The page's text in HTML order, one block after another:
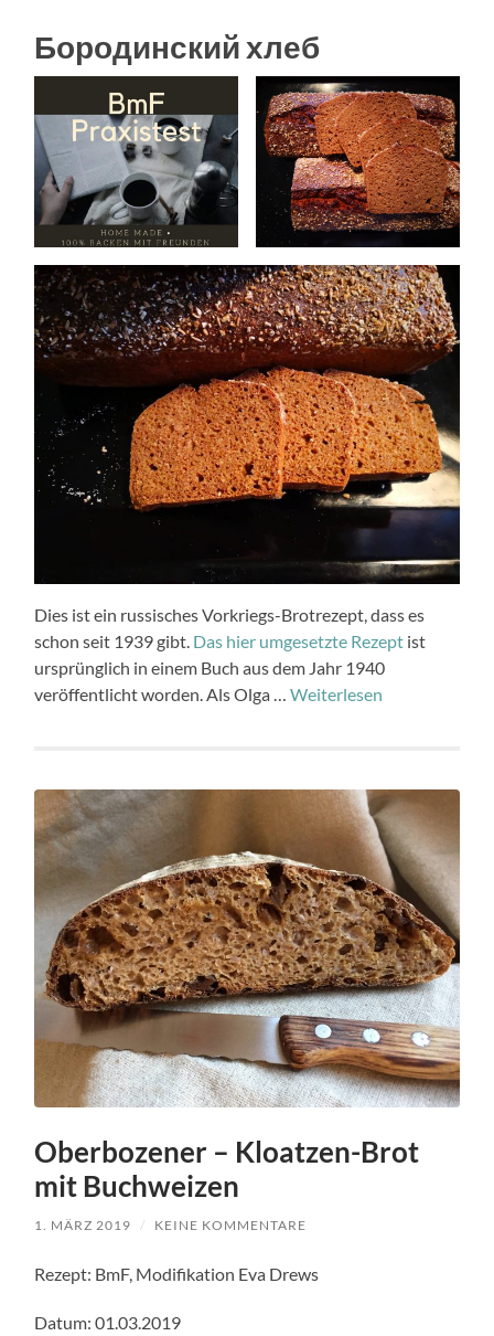
Бородинский хлеб
Dies ist ein russisches Vorkriegs-Brotrezept, dass es
schon seit 1939 gibt. Das hier umgesetzte Rezept ist
ursprünglich in einem Buch aus dem Jahr 1940
veröffentlicht worden. Als Olga …Weiterlesen
Oberbozener – Kloatzen-Brot
mit Buchweizen
1. MÄRZ 2019 / KEINE KOMMENTARE
Rezept: BmF, Modifikation Eva Drews
Datum: 01.03.2019